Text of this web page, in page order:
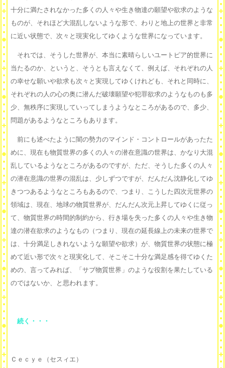
十分に満たされなかった多くの人々や生き物達の願望や欲求のような
ものが、それほど大混乱しないような形で、わりと地上の世界と非常
に近い状態で、次々と現実化してゆくような世界になっています。
それでは、そうした世界が、本当に素晴らしいユートピア的世界に
当たるのか、というと、そうとも言えなくて、例えば、それぞれの人
の幸せな願いや欲求も次々と実現してゆくけれども、それと同時に、
それぞれの人の心の奥に潜んだ破壊願望や犯罪欲求のようなものも多
少、無秩序に実現していってしまうようなところがあるので、多少、
問題があるようなところもあります。
前にも述べたように闇の勢力のマインド・コントロールがあったた
めに、現在も物質世界の多くの人々の潜在意識の世界は、かなり大混
乱しているようなところがあるのですが、ただ、そうした多くの人々
の潜在意識の世界の混乱は、少しずつですが、だんだん沈静化してゆ
きつつあるようなところもあるので、つまり、こうした四次元世界の
領域は、現在、地球の物質世界が、だんだん次元上昇してゆくに従っ
て、物質世界の時間的制約から、行き場を失った多くの人々や生き物
達の潜在欲求のようなもの（つまり、現在の延長線上の未来の世界で
は、十分満足しきれないような願望や欲求）が、物質世界の状態に極
めて近い形で次々と現実化して、そこそこ十分な満足感を得てゆくた
めの、言ってみれば、「サブ物質世界」のような役割を果たしている
のではないか、と思われます。
続く・・・
Ｃｅｃｙｅ（セスィエ）